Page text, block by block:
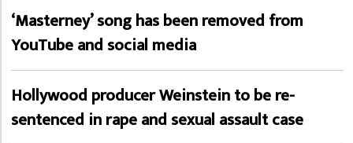
‘Masterney’ song has been removed from
YouTube and social media
Hollywood producer Weinstein to be re-
sentenced in rape and sexual assault case